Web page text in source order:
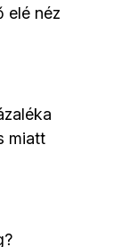
elé néz
miatt